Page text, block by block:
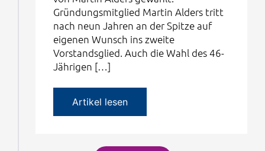
Gründungsmitglied Martin Alders tritt
nach neun Jahren an der Spitze auf
eigenen Wunsch ins zweite
Vorstandsglied. Auch die Wahl des 46-
Jährigen […]
Artikel lesen